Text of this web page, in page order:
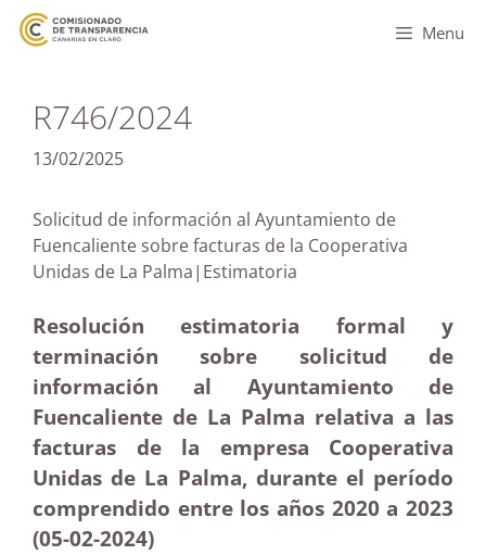
Menu
R746/2024
13/02/2025
Solicitud de información al Ayuntamiento de
Fuencaliente sobre facturas de la Cooperativa
Unidas de La Palma|Estimatoria
Resolución estimatoria formal y
terminación sobre solicitud de
información al Ayuntamiento de
Fuencaliente de La Palma relativa a las
facturas de la empresa Cooperativa
Unidas de La Palma, durante el período
comprendido entre los años 2020 a 2023
(05-02-2024)